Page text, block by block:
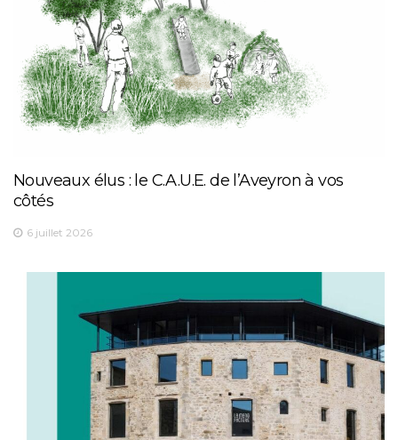
Nouveaux élus : le C.A.U.E. de l’Aveyron à vos
côtés
6 juillet 2026